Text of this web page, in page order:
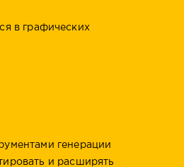
в графических
генерации
и расширять